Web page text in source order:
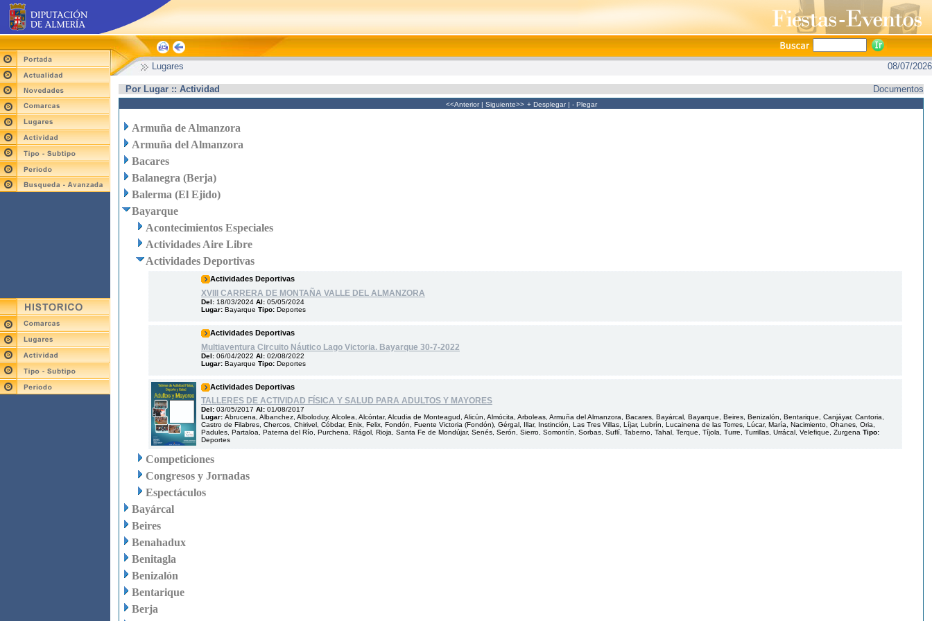
Lugares 08/07/2026
Por Lugar :: Actividad Documentos
<<Anterior| Siguiente>> + Desplegar| - Plegar
Armuña de Almanzora
Armuña del Almanzora
Bacares
Balanegra (Berja)
Balerma (El Ejido)
Bayarque
Acontecimientos Especiales
Actividades Aire Libre
Actividades Deportivas
Actividades Deportivas
XVIII CARRERA DE MONTAÑA VALLE DEL ALMANZORA
Del: 18/03/2024 Al: 05/05/2024
Lugar: Bayarque Tipo: Deportes
Actividades Deportivas
Multiaventura Circuito Náutico Lago Victoria. Bayarque 30-7-2022
Del: 06/04/2022 Al: 02/08/2022
Lugar: Bayarque Tipo: Deportes
Actividades Deportivas
TALLERES DE ACTIVIDAD FÍSICA Y SALUD PARA ADULTOS Y MAYORES
Del: 03/05/2017 Al: 01/08/2017
Lugar: Abrucena, Albanchez, Alboloduy, Alcolea, Alcóntar, Alcudia de Monteagud, Alicún, Almócita, Arboleas, Armuña del Almanzora, Bacares, Bayárcal, Bayarque, Beires, Benizalón, Bentarique, Canjáyar, Cantoria,
Castro de Filabres, Chercos, Chirivel, Cóbdar, Enix, Felix, Fondón, Fuente Victoria (Fondón), Gérgal, Illar, Instinción, Las Tres Villas, Líjar, Lubrín, Lucainena de las Torres, Lúcar, María, Nacimiento, Ohanes, Oria,
Padules, Partaloa, Paterna del Río, Purchena, Rágol, Rioja, Santa Fe de Mondújar, Senés, Serón, Sierro, Somontín, Sorbas, Suflí, Taberno, Tahal, Terque, Tíjola, Turre, Turrillas, Urrácal, Velefique, Zurgena Tipo:
Deportes
Competiciones
Congresos y Jornadas
Espectáculos
Bayárcal
Beires
Benahadux
Benitagla
Benizalón
Bentarique
Berja